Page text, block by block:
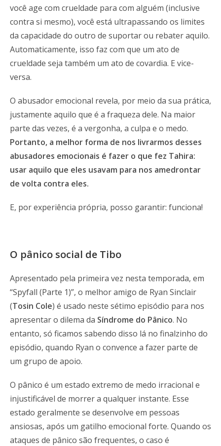
você age com crueldade para com alguém (inclusive
contra si mesmo), você está ultrapassando os limites
da capacidade do outro de suportar ou rebater aquilo.
Automaticamente, isso faz com que um ato de
crueldade seja também um ato de covardia. E vice-
versa.
O abusador emocional revela, por meio da sua prática,
justamente aquilo que é a fraqueza dele. Na maior
parte das vezes, é a vergonha, a culpa e o medo.
Portanto, a melhor forma de nos livrarmos desses
abusadores emocionais é fazer o que fez Tahira:
usar aquilo que eles usavam para nos amedrontar
de volta contra eles.
E, por experiência própria, posso garantir: funciona!
O pânico social de Tibo
Apresentado pela primeira vez nesta temporada, em
“Spyfall (Parte 1)”, o melhor amigo de Ryan Sinclair
(Tosin Cole) é usado neste sétimo episódio para nos
apresentar o dilema da Síndrome do Pânico. No
entanto, só ficamos sabendo disso lá no finalzinho do
episódio, quando Ryan o convence a fazer parte de
um grupo de apoio.
O pânico é um estado extremo de medo irracional e
injustificável de morrer a qualquer instante. Esse
estado geralmente se desenvolve em pessoas
ansiosas, após um gatilho emocional forte. Quando os
ataques de pânico são frequentes, o caso é